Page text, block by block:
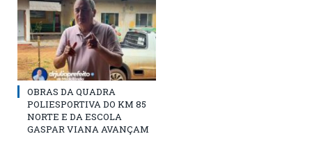
OBRAS DA QUADRA
POLIESPORTIVA DO KM 85
NORTE E DA ESCOLA
GASPAR VIANA AVANÇAM